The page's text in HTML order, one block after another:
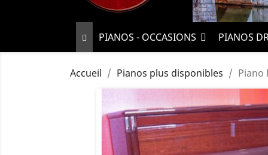
PIANOS - OCCASIONS PIANOS
Accueil Pianos plus disponibles Piano